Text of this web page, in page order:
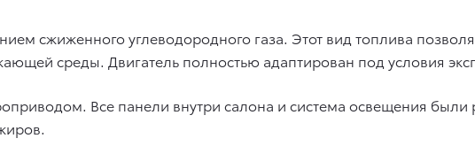
сжиженного углеводородного газа. Этот вид топлива
среды. Двигатель полностью адаптирован под условия
Все панели внутри салона и система освещения были